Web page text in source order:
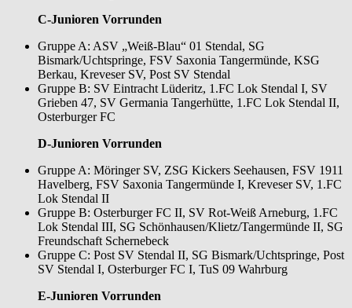
C-Junioren Vorrunden
Gruppe A: ASV „Weiß-Blau“ 01 Stendal, SG
Bismark/Uchtspringe, FSV Saxonia Tangermünde, KSG
Berkau, Kreveser SV, Post SV Stendal
Gruppe B: SV Eintracht Lüderitz, 1.FC Lok Stendal I, SV
Grieben 47, SV Germania Tangerhütte, 1.FC Lok Stendal II,
Osterburger FC
D-Junioren Vorrunden
Gruppe A: Möringer SV, ZSG Kickers Seehausen, FSV 1911
Havelberg, FSV Saxonia Tangermünde I, Kreveser SV, 1.FC
Lok Stendal II
Gruppe B: Osterburger FC II, SV Rot-Weiß Arneburg, 1.FC
Lok Stendal III, SG Schönhausen/Klietz/Tangermünde II, SG
Freundschaft Schernebeck
Gruppe C: Post SV Stendal II, SG Bismark/Uchtspringe, Post
SV Stendal I, Osterburger FC I, TuS 09 Wahrburg
E-Junioren Vorrunden